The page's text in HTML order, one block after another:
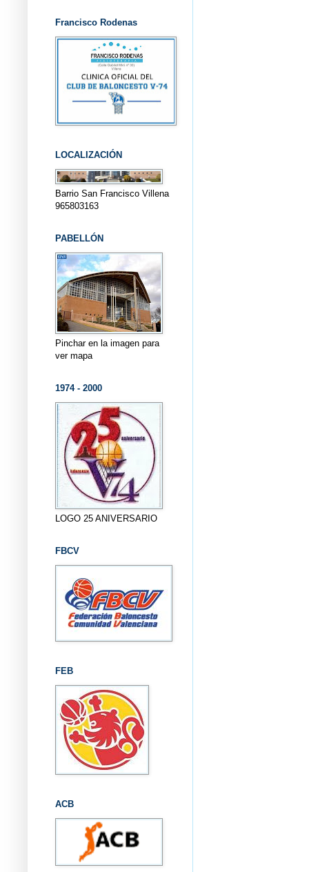
Francisco Rodenas
LOCALIZACIÓN
Barrio San Francisco Villena
965803163
PABELLÓN
Pinchar en la imagen para
ver mapa
1974 - 2000
LOGO 25 ANIVERSARIO
FBCV
FEB
ACB